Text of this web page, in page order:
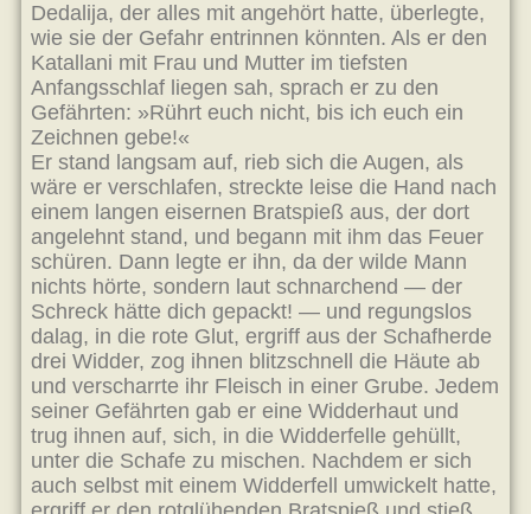
Dedalija, der alles mit angehört hatte, überlegte,
wie sie der Gefahr entrinnen könnten. Als er den
Katallani mit Frau und Mutter im tiefsten
Anfangsschlaf liegen sah, sprach er zu den
Gefährten: »Rührt euch nicht, bis ich euch ein
Zeichnen gebe!«
Er stand langsam auf, rieb sich die Augen, als
wäre er verschlafen, streckte leise die Hand nach
einem langen eisernen Bratspieß aus, der dort
angelehnt stand, und begann mit ihm das Feuer
schüren. Dann legte er ihn, da der wilde Mann
nichts hörte, sondern laut schnarchend — der
Schreck hätte dich gepackt! — und regungslos
dalag, in die rote Glut, ergriff aus der Schafherde
drei Widder, zog ihnen blitzschnell die Häute ab
und verscharrte ihr Fleisch in einer Grube. Jedem
seiner Gefährten gab er eine Widderhaut und
trug ihnen auf, sich, in die Widderfelle gehüllt,
unter die Schafe zu mischen. Nachdem er sich
auch selbst mit einem Widderfell umwickelt hatte,